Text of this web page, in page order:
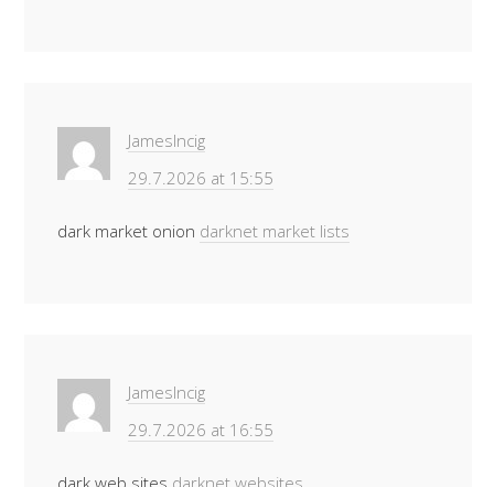
JamesIncig
29.7.2026 at 15:55
dark market onion darknet market lists
JamesIncig
29.7.2026 at 16:55